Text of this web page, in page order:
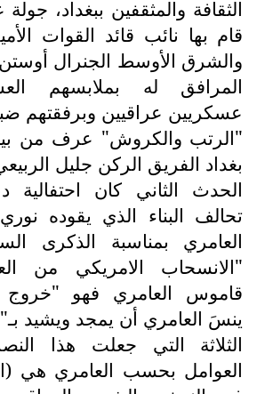
الثقافة والمثقفين ببغداد،
قام بها نائب قائد القوات
والشرق الأوسط الجنرال
المرافق له بملابسهم
عسكريين عراقيين وبرفقتهم
"الرتب والكروش" عرف من
بغداد الفريق الركن جليل
الحدث الثاني كان احتفالية
تحالف البناء الذي يقوده
العامري بمناسبة الذكرى
"الانسحاب الامريكي من
قاموس العامري فهو "خروج
ينسَ العامري أن يمجد ويشيد
الثلاثة التي جعلت هذا
العوامل بحسب العامري هي